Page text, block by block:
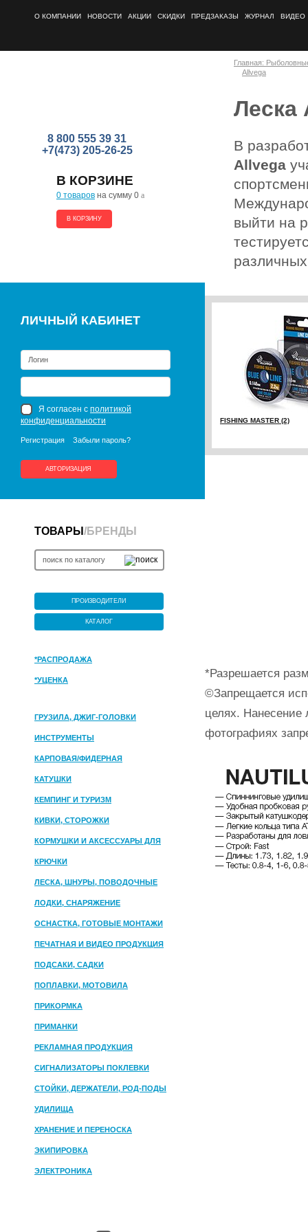
О КОМПАНИИ НОВОСТИ АКЦИИ СКИДКИ ПРЕДЗАКАЗЫ ЖУРНАЛ ВИДЕО
8 800 555 39 31
+7(473) 205-26-25
В КОРЗИНЕ
0 товаров на сумму 0 a
В КОРЗИНУ
ЛИЧНЫЙ КАБИНЕТ
Я согласен с политикой
конфиденциальности
Регистрация Забыли пароль?
АВТОРИЗАЦИЯ
ТОВАРЫ /БРЕНДЫ
ПРОИЗВОДИТЕЛИ
КАТАЛОГ
*РАСПРОДАЖА
*УЦЕНКА
ГРУЗИЛА, ДЖИГ-ГОЛОВКИ
ИНСТРУМЕНТЫ
КАРПОВАЯ/ФИДЕРНАЯ
КАТУШКИ
КЕМПИНГ И ТУРИЗМ
КИВКИ, СТОРОЖКИ
КОРМУШКИ И АКСЕССУАРЫ ДЛЯ
ПРИКОРМКИ
КРЮЧКИ
ЛЕСКА, ШНУРЫ, ПОВОДОЧНЫЕ
МАТЕРИАЛЫ
ЛОДКИ, СНАРЯЖЕНИЕ
ОСНАСТКА, ГОТОВЫЕ МОНТАЖИ
ПЕЧАТНАЯ И ВИДЕО ПРОДУКЦИЯ
ПОДСАКИ, САДКИ
ПОПЛАВКИ, МОТОВИЛА
ПРИКОРМКА
ПРИМАНКИ
РЕКЛАМНАЯ ПРОДУКЦИЯ
СИГНАЛИЗАТОРЫ ПОКЛЕВКИ
СТОЙКИ, ДЕРЖАТЕЛИ, РОД-ПОДЫ
УДИЛИЩА
ХРАНЕНИЕ И ПЕРЕНОСКА
ЭКИПИРОВКА
ЭЛЕКТРОНИКА
Главная:
Allvega
Леска
В
Allvega
выйти на
FISHING MASTER (2)
*Разрешается
©Запрещается
целях. Нанесение
фотографиях